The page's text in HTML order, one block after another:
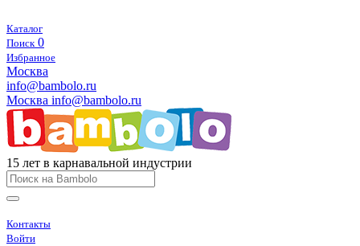
Каталог
Поиск 0
Избранное
Москва
info@bambolo.ru
Москва info@bambolo.ru
15 лет в карнавальной индустрии
Контакты
Войти